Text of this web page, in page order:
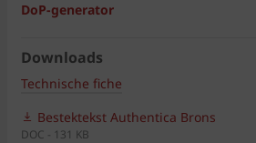
DoP-generator
Downloads
Technische fiche
Bestektekst Authentica Brons
DOC - 131 KB